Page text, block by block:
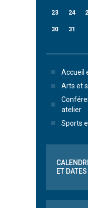
23 24
30 31
Accueil
Arts et
atelier
Sports
ET